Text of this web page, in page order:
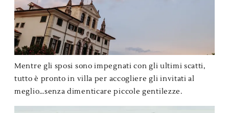
Mentre gli sposi sono impegnati con gli ultimi scatti,
tutto è pronto in villa per accogliere gli invitati al
meglio…senza dimenticare piccole gentilezze.